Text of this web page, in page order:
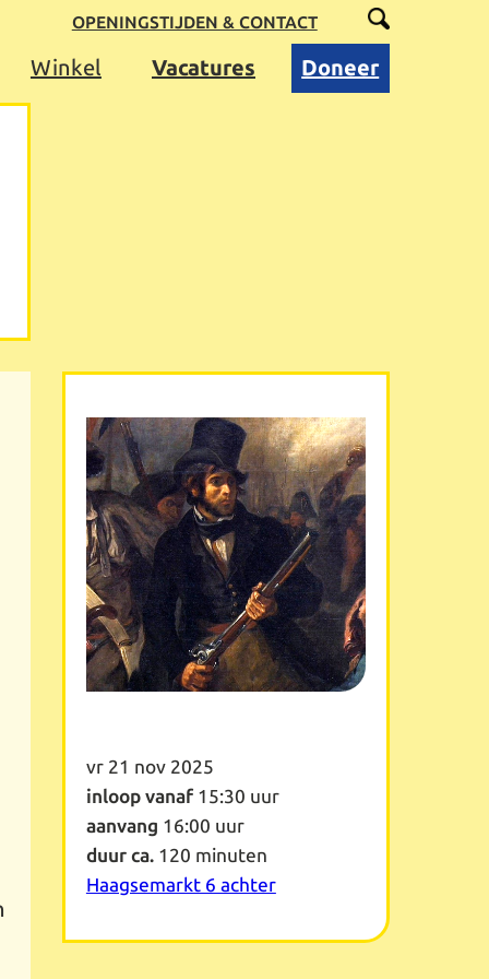
OPENINGSTIJDEN & CONTACT
Winkel Vacatures Doneer
vr 21 nov 2025
inloop vanaf15:30 uur
aanvang 16:00 uur
duur ca.120 minuten
Haagsemarkt 6 achter